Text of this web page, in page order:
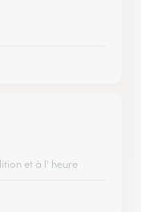
et à l' heure